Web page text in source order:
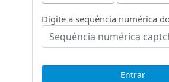
Digite a sequência numérica